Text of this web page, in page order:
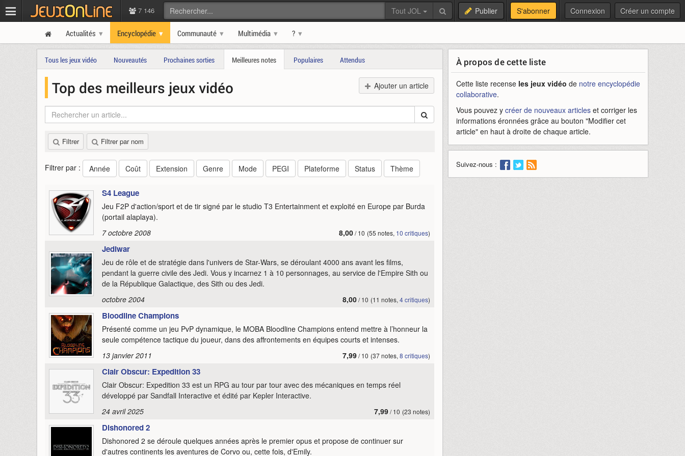
7 146 Tout JOL Publier S'abonner Connexion Créer un compte
Actualités Encyclopédie Communauté Multimédia ?
Tous les jeux vidéo Nouveautés Prochaines sorties Meilleures notes Populaires Attendus
Ajouter un article
Top des meilleurs jeux vidéo
Filtrer Filtrer par nom
Filtrer par : Année Coût Extension Genre Mode PEGI Plateforme Status Thème
S4 League
Jeu F2P d'action/sport et de tir signé par le studio T3 Entertainment et exploité en Europe par Burda
(portail alaplaya).
7 octobre 2008
8,00/ 10 (55 notes, 10 critiques)
Jediwar
Jeu de rôle et de stratégie dans l'univers de Star-Wars, se déroulant 4000 ans avant les films,
pendant la guerre civile des Jedi. Vous y incarnez 1 à 10 personnages, au service de l'Empire Sith ou
de la République Galactique, des Sith ou des Jedi.
octobre 2004
8,00/ 10 (11 notes, 4 critiques)
Bloodline Champions
Présenté comme un jeu PvP dynamique, le MOBA Bloodline Champions entend mettre à l’honneur la
seule compétence tactique du joueur, dans des affrontements en équipes courts et intenses.
13 janvier 2011
7,99/ 10 (37 notes, 8 critiques)
Clair Obscur: Expedition 33
Clair Obscur: Expedition 33 est un RPG au tour par tour avec des mécaniques en temps réel
développé par Sandfall Interactive et édité par Kepler Interactive.
24 avril 2025
7,99/ 10 (23 notes)
Dishonored 2
Dishonored 2 se déroule quelques années après le premier opus et propose de continuer sur
d'autres continents les aventures de Corvo ou, cette fois, d'Emily.
À propos de cette liste
Cette liste recense les jeux vidéo de notre encyclopédie
collaborative.
Vous pouvez y créer de nouveaux articleset corriger les
informations éronnées grâce au bouton "Modifier cet
article" en haut à droite de chaque article.
Suivez-nous :